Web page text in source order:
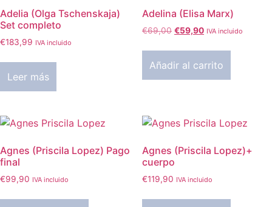
Adelia (Olga Tschenskaja)
Set completo
€183,99 IVA incluido
Leer más
Adelina (Elisa Marx)
€69,00 El
era:
€69,00.
€59,90El
es:
€59,90.
IVA incluido
Añadir al carrito
Agnes (Priscila Lopez) Pago
final
€99,90 IVA incluido
Agnes (Priscila Lopez)+
cuerpo
€119,90 IVA incluido